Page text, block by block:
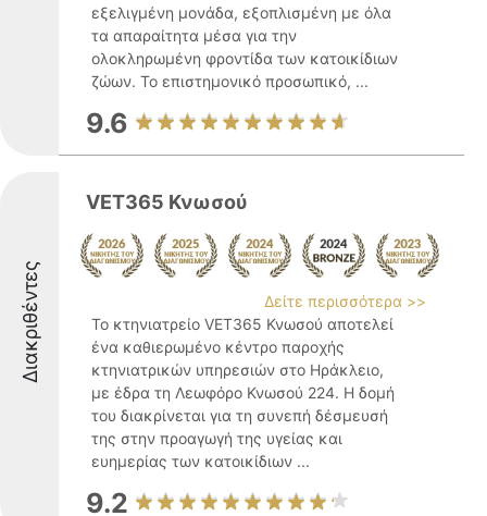
εξελιγμένη μονάδα, εξοπλισμένη με όλα
τα απαραίτητα μέσα για την
ολοκληρωμένη φροντίδα των κατοικίδιων
ζώων. Το επιστημονικό προσωπικό, ...
9.6
Διακριθέντες
VET365 Κνωσού
Δείτε περισσότερα >>
Το κτηνιατρείο VET365 Κνωσού αποτελεί
ένα καθιερωμένο κέντρο παροχής
κτηνιατρικών υπηρεσιών στο Ηράκλειο,
με έδρα τη Λεωφόρο Κνωσού 224. Η δομή
του διακρίνεται για τη συνεπή δέσμευσή
της στην προαγωγή της υγείας και
ευημερίας των κατοικίδιων ...
9.2